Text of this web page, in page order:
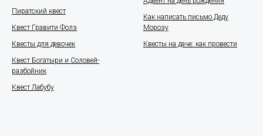
Пиратский квест
Квест Гравити Фолз
Квесты для девочек
Квест Богатыри и Соловей-
разбойник
Квест Лабубу
Как написать письмо Деду
Морозу
Квесты на даче: как провести